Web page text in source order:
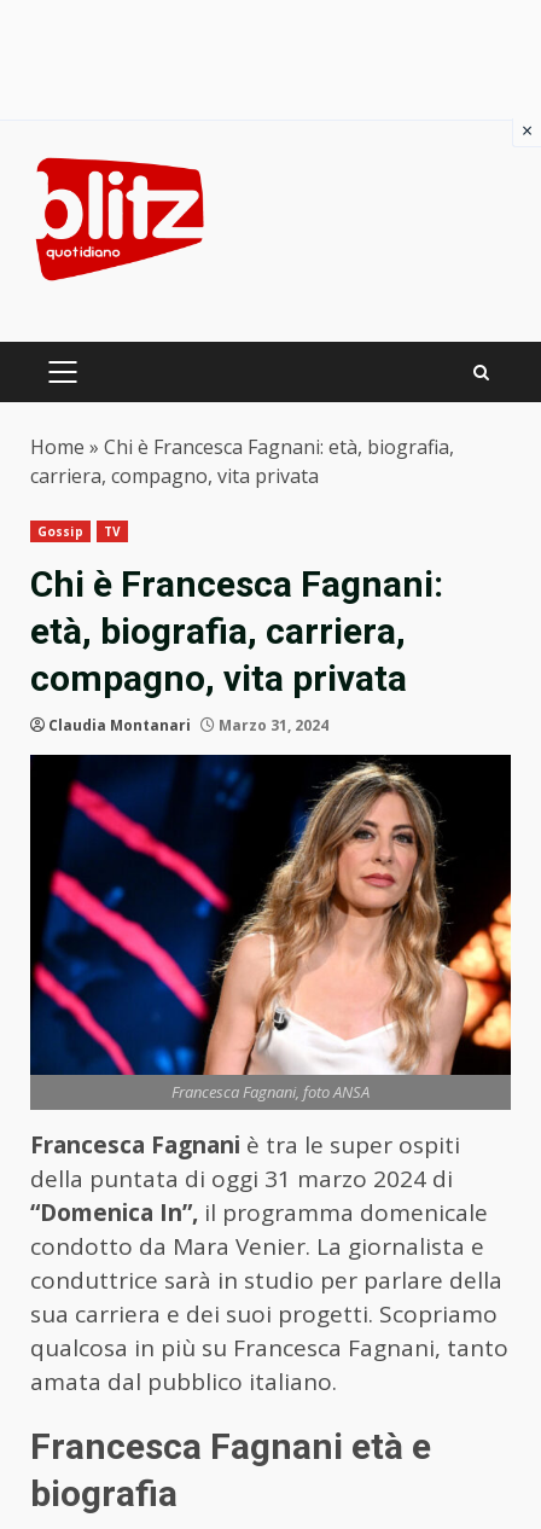
content
PRIMARY
Home » Chi è Francesca Fagnani: età, biografia,
carriera, compagno, vita privata
Gossip TV
Chi è Francesca Fagnani:
età, biografia, carriera,
compagno, vita privata
Claudia Montanari Marzo 31, 2024
Francesca Fagnani, foto ANSA
Francesca Fagnani è tra le super ospiti
della puntata di oggi 31 marzo 2024 di
“Domenica In”, il programma domenicale
condotto da Mara Venier. La giornalista e
conduttrice sarà in studio per parlare della
sua carriera e dei suoi progetti. Scopriamo
qualcosa in più su Francesca Fagnani, tanto
amata dal pubblico italiano.
Francesca Fagnani età e
biografia
×